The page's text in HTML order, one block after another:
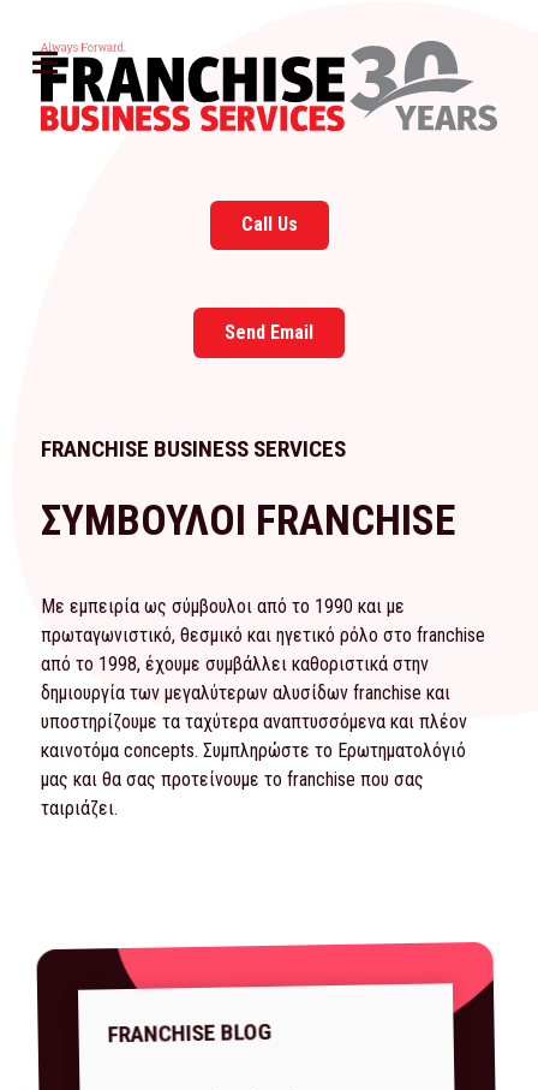
Call Us
Send Email
FRANCHISE BUSINESS SERVICES
ΣΥΜΒΟΥΛΟΙ FRANCHISE
Με εμπειρία ως σύμβουλοι από το 1990 και με
πρωταγωνιστικό, θεσμικό και ηγετικό ρόλο στο franchise
από το 1998, έχουμε συμβάλλει καθοριστικά στην
δημιουργία των μεγαλύτερων αλυσίδων franchise και
υποστηρίζουμε τα ταχύτερα αναπτυσσόμενα και πλέον
καινοτόμα concepts. Συμπληρώστε το Ερωτηματολόγιό
μας και θα σας προτείνουμε το franchise που σας
ταιριάζει.
FRANCHISE BLOG